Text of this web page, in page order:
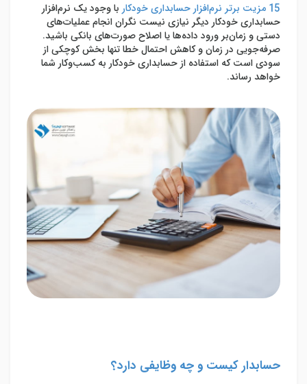
15 مزیت برتر نرم‌افزار حسابداری خودکار
با وجود یک نرم‌افزار
حسابداری خودکار دیگر نیازی نیست نگران انجام عملیات‌های
دستی و زمان‌بر ورود داده‌ها یا اصلاح صورت‌های بانکی باشید.
صرفه‌جویی در زمان و کاهش احتمال خطا تنها بخش کوچکی از
سودی است که استفاده از حسابداری خودکار به کسب‌وکار شما
خواهد رساند.
حسابدار کیست و چه وظایفی دارد؟